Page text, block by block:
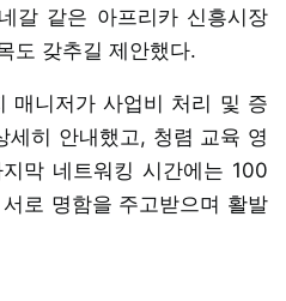
갈 같은 아프리카 신흥시장
도 갖추길 제안했다.
매니저가 사업비 처리 및 증
세히 안내했고, 청렴 교육 영
막 네트워킹 시간에는 100
로 명함을 주고받으며 활발